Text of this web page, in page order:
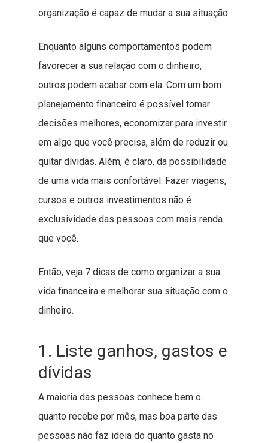
organização é capaz de mudar a sua situação.
Enquanto alguns comportamentos podem
favorecer a sua relação com o dinheiro,
outros podem acabar com ela. Com um bom
planejamento financeiro é possível tomar
decisões melhores, economizar para investir
em algo que você precisa, além de reduzir ou
quitar dívidas. Além, é claro, da possibilidade
de uma vida mais confortável. Fazer viagens,
cursos e outros investimentos não é
exclusividade das pessoas com mais renda
que você.
Então, veja 7 dicas de como organizar a sua
vida financeira e melhorar sua situação com o
dinheiro.
1. Liste ganhos, gastos e
dívidas
A maioria das pessoas conhece bem o
quanto recebe por mês, mas boa parte das
pessoas não faz ideia do quanto gasta no